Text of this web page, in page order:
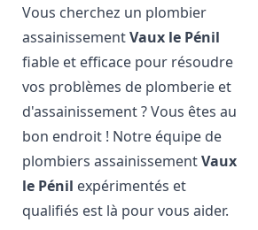
Vous cherchez un plombier
assainissementVaux le Pénil
fiable et efficace pour résoudre
vos problèmes de plomberie et
d'assainissement ? Vous êtes au
bon endroit ! Notre équipe de
plombiers assainissementVaux
le Pénil expérimentés et
qualifiés est là pour vous aider.